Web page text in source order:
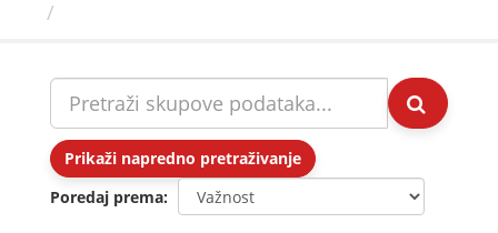
Prikaži napredno pretraživanje
Poredaj prema